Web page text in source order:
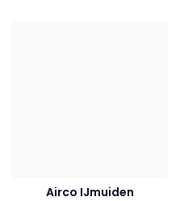
Airco IJmuiden